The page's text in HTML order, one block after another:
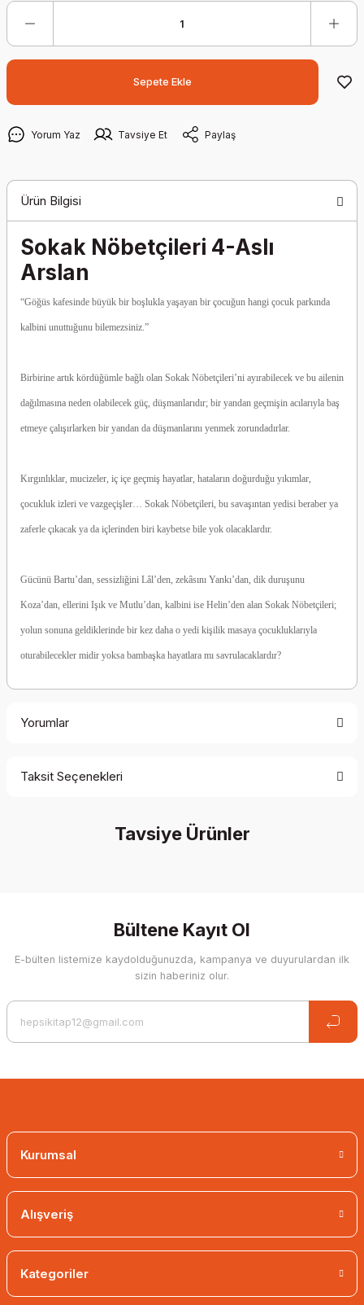
Sepete Ekle
Yorum Yaz Tavsiye Et Paylaş
Ürün Bilgisi
Sokak Nöbetçileri 4-Aslı
Arslan
“Göğüs kafesinde büyük bir boşlukla yaşayan bir çocuğun hangi çocuk parkında
kalbini unuttuğunu bilemezsiniz.”
Birbirine artık kördüğümle bağlı olan Sokak Nöbetçileri’ni ayırabilecek ve bu ailenin
dağılmasına neden olabilecek güç, düşmanlarıdır; bir yandan geçmişin acılarıyla baş
etmeye çalışırlarken bir yandan da düşmanlarını yenmek zorundadırlar.
Kırgınlıklar, mucizeler, iç içe geçmiş hayatlar, hataların doğurduğu yıkımlar,
çocukluk izleri ve vazgeçişler… Sokak Nöbetçileri, bu savaşıntan yedisi beraber ya
zaferle çıkacak ya da içlerinden biri kaybetse bile yok olacaklardır.
Gücünü Bartu’dan, sessizliğini Lâl’den, zekâsını Yankı’dan, dik duruşunu
Koza’dan, ellerini Işık ve Mutlu’dan, kalbini ise Helin’den alan Sokak Nöbetçileri;
yolun sonuna geldiklerinde bir kez daha o yedi kişilik masaya çocukluklarıyla
oturabilecekler midir yoksa bambaşka hayatlara mı savrulacaklardır?
Yorumlar
Write a Comment
Taksit Seçenekleri
Tavsiye Ürünler
11,98 EUR
%30 İndirim %30 İndirim
Bültene Kayıt Ol
E-bülten listemize kaydolduğunuzda, kampanya ve duyurulardan ilk
sizin haberiniz olur.
Kurumsal
Alışveriş
Kategoriler